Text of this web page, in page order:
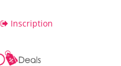
Inscription